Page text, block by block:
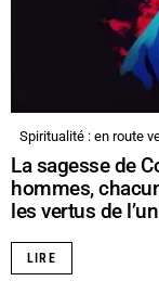
Spiritualité : en route
La sagesse de
hommes,
les vertus de
LIRE